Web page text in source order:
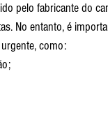
pelo fabricante do
No entanto, é
como: